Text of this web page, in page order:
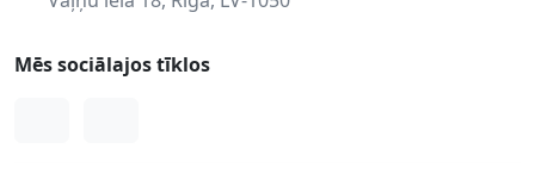
Mēs sociālajos tīklos